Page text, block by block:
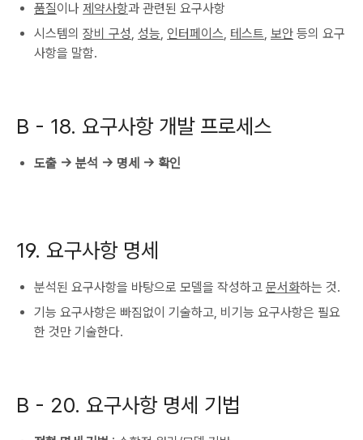
품질이나 제약사항과 관련된 요구사항
시스템의 장비 구성, 성능, 인터페이스, 테스트, 보안 등의 요구
사항을 말함.
B - 18. 요구사항 개발 프로세스
도출 -> 분석 -> 명세 -> 확인
19. 요구사항 명세
분석된 요구사항을 바탕으로 모델을 작성하고 문서화하는 것.
기능 요구사항은 빠짐없이 기술하고, 비기능 요구사항은 필요
한 것만 기술한다.
B - 20. 요구사항 명세 기법